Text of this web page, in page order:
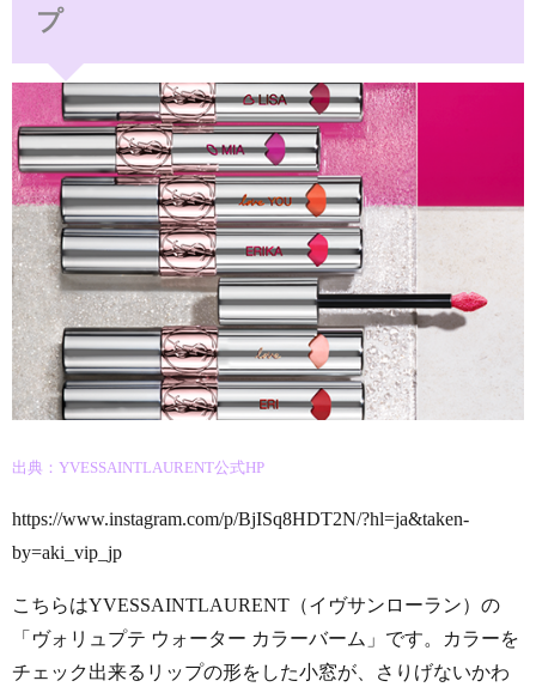
プ
出典：YVESSAINTLAURENT公式HP
https://www.instagram.com/p/BjISq8HDT2N/?hl=ja&taken-
by=aki_vip_jp
こちらはYVESSAINTLAURENT（イヴサンローラン）の
「ヴォリュプテ ウォーター カラーバーム」です。カラーを
チェック出来るリップの形をした小窓が、さりげないかわ